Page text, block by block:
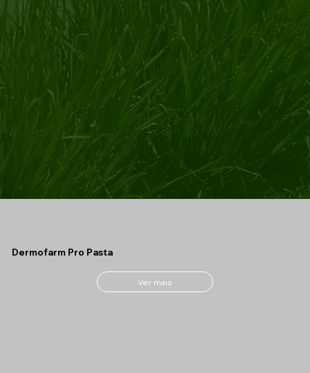
Dermofarm Pro Pasta
Ver mais